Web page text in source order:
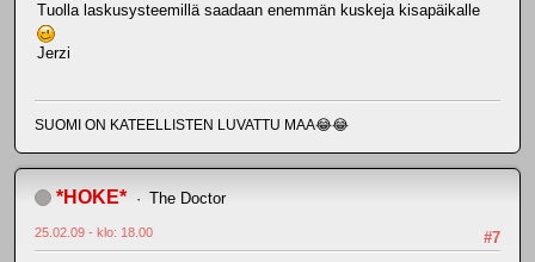
Tuolla laskusysteemillä saadaan enemmän kuskeja kisapäikalle
Jerzi
SUOMI ON KATEELLISTEN LUVATTU MAA😂😂
*HOKE* The Doctor
#7
25.02.09 - klo: 18.00